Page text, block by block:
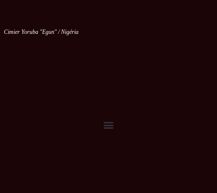
Cimier Yoruba "Egun" / Nigéria